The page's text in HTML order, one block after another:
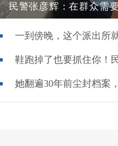
民警张彦辉：在群众需
一到傍晚，这个派出所